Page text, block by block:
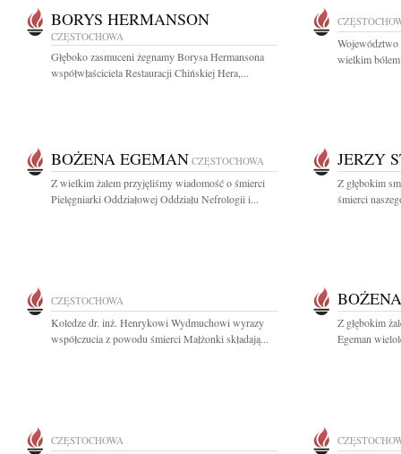
BORYS HERMANSON
CZĘSTOCHOWA
Głęboko zasmuceni żegnamy Borysa Hermansona
współwłaściciela Restauracji Chińskiej Hera,...
Województwo
wielkim
BOŻENA EGEMAN CZĘSTOCHOWA
Z wielkim żalem przyjęliśmy wiadomość o śmierci
Pielęgniarki Oddziałowej Oddziału Nefrologii i...
JERZY
Z głębokim
śmierci
CZĘSTOCHOWA
Koledze dr. inż. Henrykowi Wydmuchowi wyrazy
współczucia z powodu śmierci Małżonki składają...
Z głębokim
Egeman
CZĘSTOCHOWA